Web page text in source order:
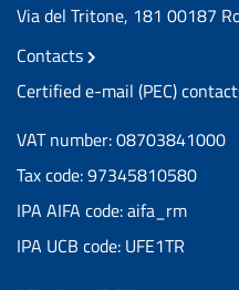
Via del Tritone, 181 00187
Contacts
Certified e-mail (PEC)
VAT number: 08703841000
Tax code: 97345810580
IPA AIFA code: aifa_rm
IPA UCB code: UFE1TR